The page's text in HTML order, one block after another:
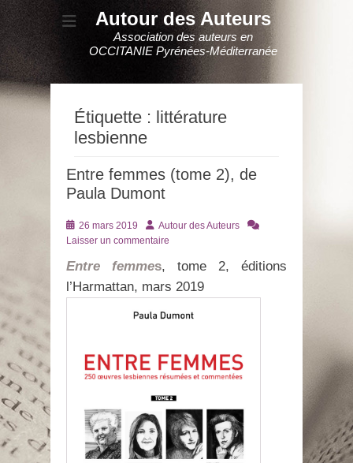
Autour des Auteurs
Association des auteurs en
OCCITANIE Pyrénées-Méditerranée
Étiquette : littérature
lesbienne
Entre femmes (tome 2), de
Paula Dumont
Posté
le
26 mars 2019 AuteurAutour des Auteurs
Laisser un commentaire
Entre femmes, tome 2, éditions
l’Harmattan, mars 2019